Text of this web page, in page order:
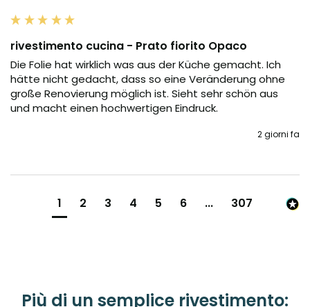
rivestimento cucina - Prato fiorito Opaco
Die Folie hat wirklich was aus der Küche gemacht. Ich
hätte nicht gedacht, dass so eine Veränderung ohne
große Renovierung möglich ist. Sieht sehr schön aus
und macht einen hochwertigen Eindruck.
2 giorni fa
1 2 3 4 5 6 ... 307
Più di un semplice rivestimento: